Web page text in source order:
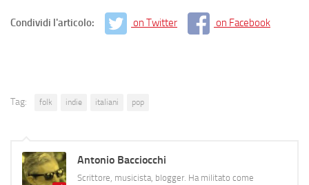
Condividi l'articolo: on Twitter on Facebook
Tag: folk indie italiani pop
Antonio Bacciocchi
Scrittore, musicista, blogger. Ha militato come